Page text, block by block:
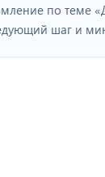
по теме
шаг и